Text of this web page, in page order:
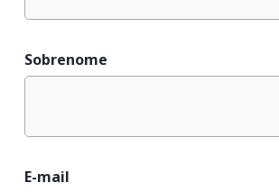
Sobrenome
E-mail